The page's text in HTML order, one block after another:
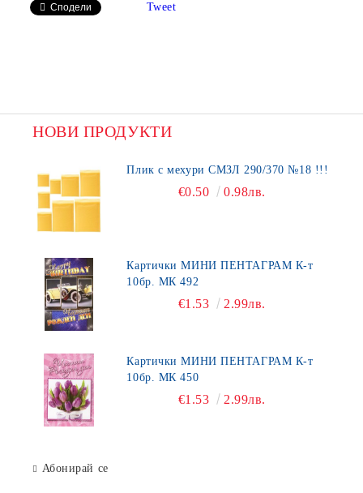
Сподели Tweet
НОВИ ПРОДУКТИ
Плик с мехури СМЗЛ 290/370 №18 !!!
€0.50 0.98лв.
Картички МИНИ ПЕНТАГРАМ К-т
10бр. МК 492
€1.53 2.99лв.
Картички МИНИ ПЕНТАГРАМ К-т
10бр. МК 450
€1.53 2.99лв.
Абонирай се